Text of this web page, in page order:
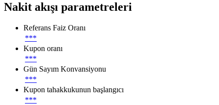
Nakit akışı parametreleri
Referans Faiz Oranı
***
Kupon oranı
***
Gün Sayım Konvansiyonu
***
Kupon tahakkukunun başlangıcı
***